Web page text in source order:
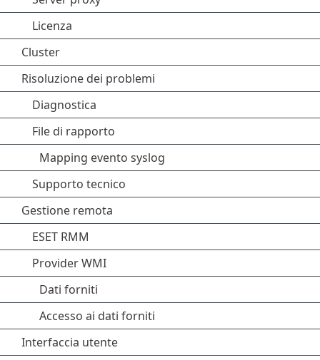
Licenza
Cluster
Risoluzione dei problemi
Diagnostica
File di rapporto
Mapping evento syslog
Supporto tecnico
Gestione remota
ESET RMM
Provider WMI
Dati forniti
Accesso ai dati forniti
Interfaccia utente